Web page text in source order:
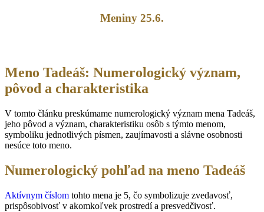
Meniny 25.6.
Meno Tadeáš: Numerologický význam,
pôvod a charakteristika
V tomto článku preskúmame numerologický význam mena Tadeáš,
jeho pôvod a význam, charakteristiku osôb s týmto menom,
symboliku jednotlivých písmen, zaujímavosti a slávne osobnosti
nesúce toto meno.
Numerologický pohľad na meno Tadeáš
Aktívnym číslom tohto mena je 5, čo symbolizuje zvedavosť,
prispôsobivosť v akomkoľvek prostredí a presvedčivosť.